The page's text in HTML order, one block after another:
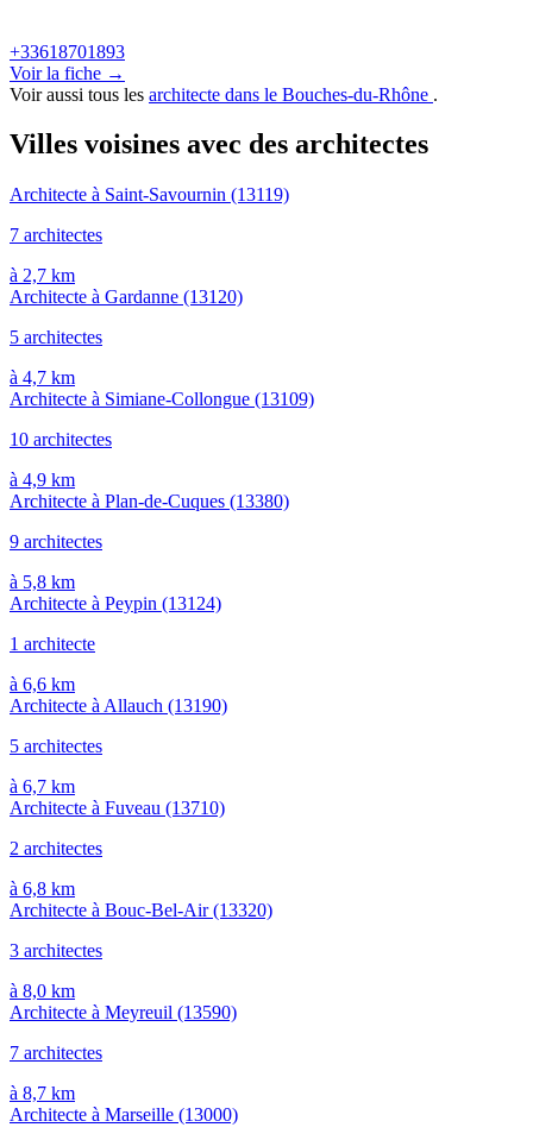
+33618701893
Voir la fiche →
Voir aussi tous les architecte dans le Bouches-du-Rhône .
Villes voisines avec des architectes
Architecte à Saint-Savournin (13119)
7 architectes
à 2,7 km
Architecte à Gardanne (13120)
5 architectes
à 4,7 km
Architecte à Simiane-Collongue (13109)
10 architectes
à 4,9 km
Architecte à Plan-de-Cuques (13380)
9 architectes
à 5,8 km
Architecte à Peypin (13124)
1 architecte
à 6,6 km
Architecte à Allauch (13190)
5 architectes
à 6,7 km
Architecte à Fuveau (13710)
2 architectes
à 6,8 km
Architecte à Bouc-Bel-Air(13320)
3 architectes
à 8,0 km
Architecte à Meyreuil (13590)
7 architectes
à 8,7 km
Architecte à Marseille (13000)